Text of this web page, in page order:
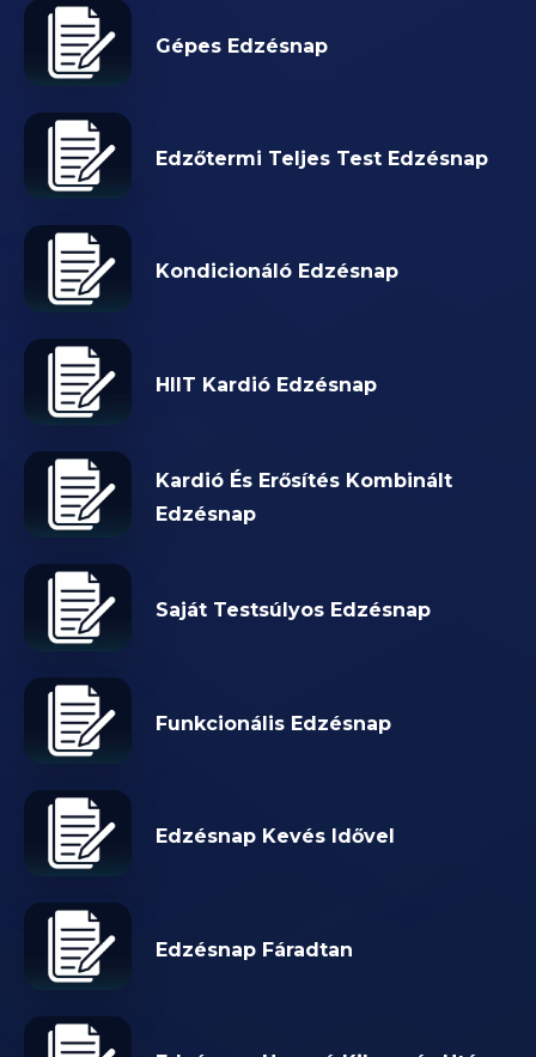
Gépes Edzésnap
Edzőtermi Teljes Test Edzésnap
Kondicionáló Edzésnap
HIIT Kardió Edzésnap
Kardió És Erősítés Kombinált
Edzésnap
Saját Testsúlyos Edzésnap
Funkcionális Edzésnap
Edzésnap Kevés Idővel
Edzésnap Fáradtan